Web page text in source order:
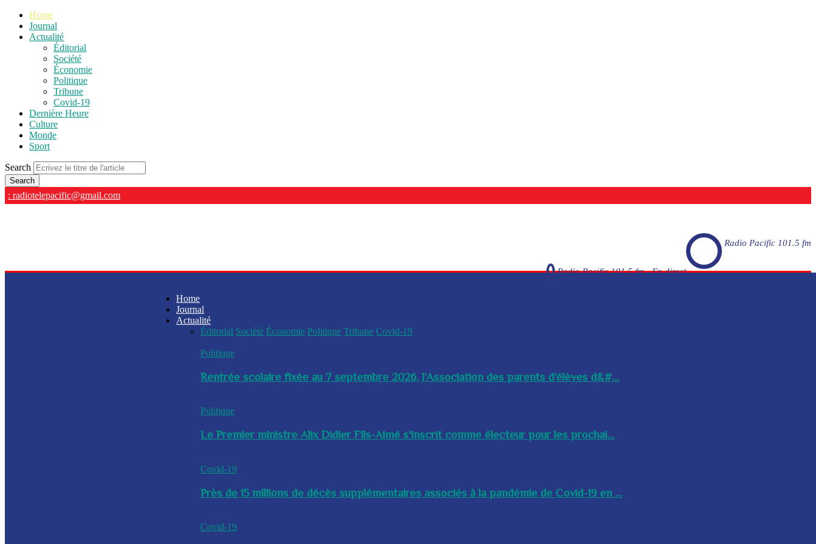
Home
Journal
Actualité
Éditorial
Société
Économie
Politique
Tribune
Covid-19
Dernière Heure
Culture
Monde
Sport
Search
: radiotelepacific@gmail.com
Radio Pacific 101.5 fm
Radio Pacific 101.5 fm - En direct
Home
Journal
Actualité
Éditorial Société Économie Politique Tribune Covid-19
Politique
Rentrée scolaire fixée au 7 septembre 2026, l’Association des parents d’élèves d&#...
Politique
Le Premier ministre Alix Didier Fils-Aimé s'inscrit comme électeur pour les prochai...
Covid-19
Près de 15 millions de décès supplémentaires associés à la pandémie de Covid-19 en ...
Covid-19